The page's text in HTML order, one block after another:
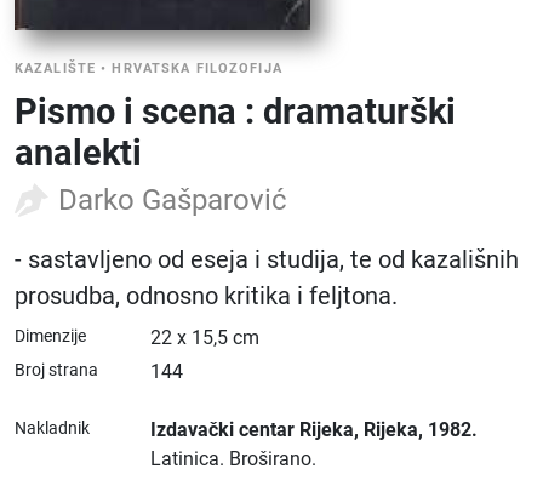
KAZALIŠTE •HRVATSKA FILOZOFIJA
Pismo i scena : dramaturški
analekti
Darko Gašparović
- sastavljeno od eseja i studija, te od kazališnih
prosudba, odnosno kritika i feljtona.
Dimenzije 22 x 15,5 cm
Broj strana 144
Nakladnik Izdavački centar Rijeka, Rijeka, 1982.
Latinica. Broširano.